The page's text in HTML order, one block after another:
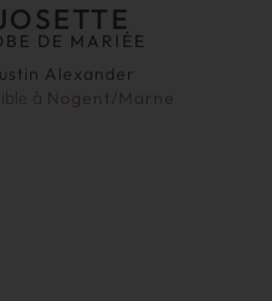
DE MARIÉE
Alexander
à Nogent/Marne